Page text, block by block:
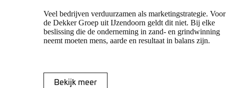
Veel bedrijven verduurzamen als marketingstrategie. Voor
de Dekker Groep uit IJzendoorn geldt dit niet. Bij elke
beslissing die de onderneming in zand- en grindwinning
neemt moeten mens, aarde en resultaat in balans zijn.
Bekijk meer